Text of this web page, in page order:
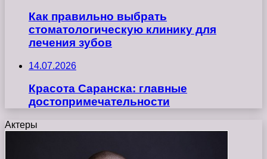
Как правильно выбрать
стоматологическую клинику для
лечения зубов
14.07.2026
Красота Саранска: главные
достопримечательности
Актеры